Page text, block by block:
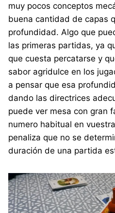
muy pocos conceptos
buena cantidad de capas
profundidad. Algo que
las primeras partidas, ya
que cuesta percatarse y
sabor agridulce en los
a pensar que esa
dando las directrices
puede ver mesa con gran
numero habitual en
penaliza que no se
duración de una partida